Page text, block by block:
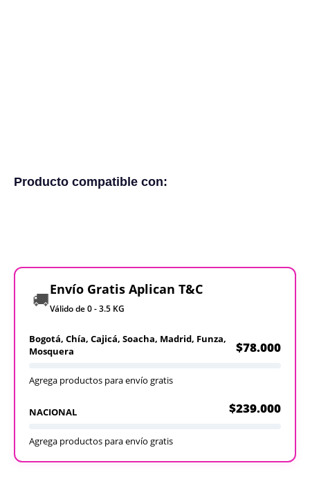
Producto compatible con:
🚚 Envío Gratis Aplican T&C
Válido de 0 - 3.5 KG
Bogotá, Chía, Cajicá, Soacha, Madrid, Funza,
Mosquera
$78.000
Agrega productos para envío gratis
NACIONAL $239.000
Agrega productos para envío gratis